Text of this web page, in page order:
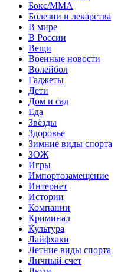
Бокс/MMA
Болезни и лекарства
В мире
В России
Вещи
Военные новости
Волейбол
Гаджеты
Дети
Дом и сад
Еда
Звёзды
Здоровье
Зимние виды спорта
ЗОЖ
Игры
Импортозамещение
Интернет
Истории
Компании
Криминал
Культура
Лайфхаки
Летние виды спорта
Личный счет